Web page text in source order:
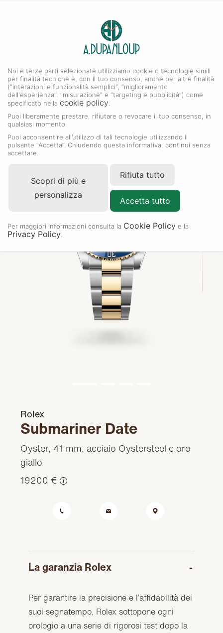
Collezione Submariner
Rolex
Submariner Date
Oyster, 41 mm, acciaio Oystersteel e oro
giallo
19200 €
La garanzia Rolex
Per garantire la precisione e l’affidabilità dei
suoi segnatempo, Rolex sottopone ogni
orologio a una serie di rigorosi test dopo la
Noi e terze parti selezionate utilizziamo cookie o tecnologie simili
per finalità tecniche e, con il tuo consenso, anche per altre finalità
(“interazioni e funzionalità semplici”, “miglioramento
dell'esperienza”, “misurazione” e “targeting e pubblicità”) come
specificato nella cookie policy
Puoi liberamente prestare, rifiutare o revocare il tuo consenso, in
qualsiasi momento.
Puoi acconsentire all’utilizzo di tali tecnologie utilizzando il
pulsante “Accetta”. Chiudendo questa informativa, continui senza
accettare.
Scopri di più e
personalizza
Rifiuta tutto
Accetta tutto
Per maggiori informazioni consulta la Cookie Policy e la
Privacy Policy